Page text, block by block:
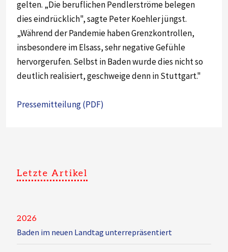
gelten. „Die beruflichen Pendlerströme belegen
dies eindrücklich", sagte Peter Koehler jüngst.
„Während der Pandemie haben Grenzkontrollen,
insbesondere im Elsass, sehr negative Gefühle
hervorgerufen. Selbst in Baden wurde dies nicht so
deutlich realisiert, geschweige denn in Stuttgart."
Pressemitteilung (PDF)
Letzte Artikel
2026
Baden im neuen Landtag unterrepräsentiert